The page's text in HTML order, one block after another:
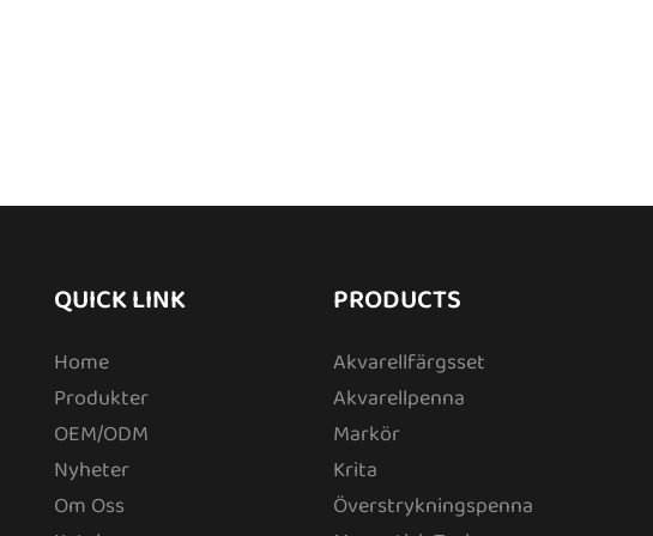
QUICK LINK
Home
Produkter
OEM/ODM
Nyheter
Om Oss
PRODUCTS
Akvarellfärgsset
Akvarellpenna
Markör
Krita
Överstrykningspenna